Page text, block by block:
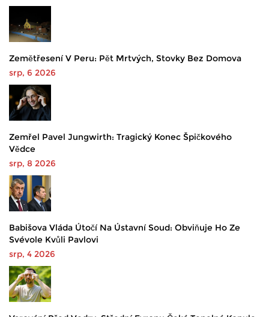
Zemětřesení V Peru: Pět Mrtvých, Stovky Bez Domova
srp, 6 2026
Zemřel Pavel Jungwirth: Tragický Konec Špičkového
Vědce
srp, 8 2026
Babišova Vláda Útočí Na Ústavní Soud: Obviňuje Ho Ze
Svévole Kvůli Pavlovi
srp, 4 2026